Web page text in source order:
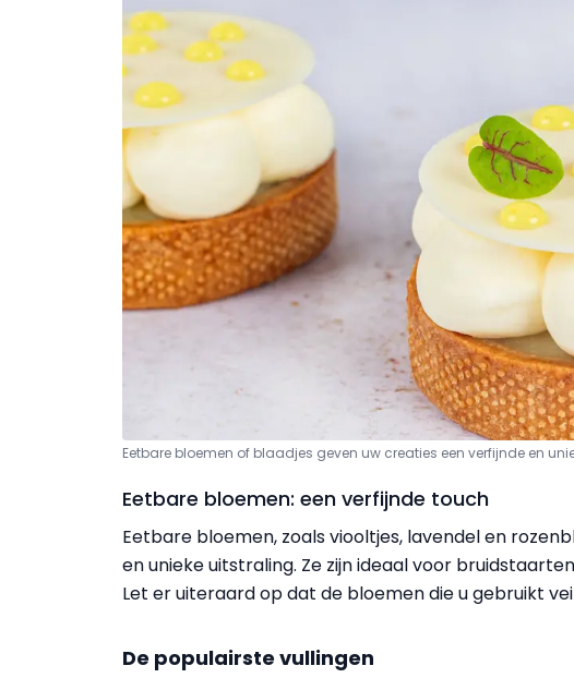
Eetbare bloemen of blaadjes geven uw creaties een verfijnde en
Eetbare bloemen: een verfijnde touch
Eetbare bloemen, zoals viooltjes, lavendel en
en unieke uitstraling. Ze zijn ideaal voor
Let er uiteraard op dat de bloemen die u gebruikt
De populairste vullingen